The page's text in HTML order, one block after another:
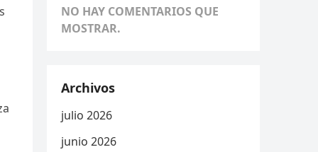
NO HAY COMENTARIOS QUE
MOSTRAR.
Archivos
julio 2026
junio 2026